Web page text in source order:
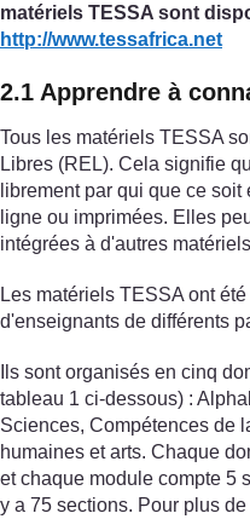
matériels TESSA sont
http://www.tessafrica.net
2.1 Apprendre à
Tous les matériels TESSA
Libres (REL). Cela signifie
librement par qui que ce
ligne ou imprimées. Elles
intégrées à d'autres
Les matériels TESSA ont
d'enseignants de différents
Ils sont organisés en cinq
tableau 1 ci-dessous) :
Sciences, Compétences de
humaines et arts. Chaque
et chaque module compte 5
y a 75 sections. Pour plus